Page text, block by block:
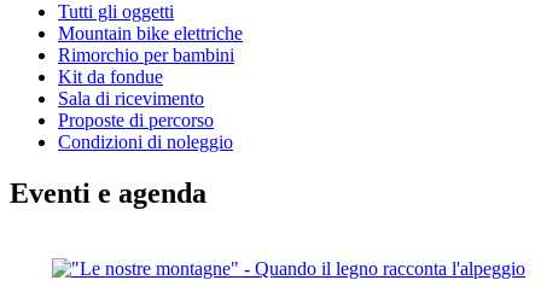
Tutti gli oggetti
Mountain bike elettriche
Rimorchio per bambini
Kit da fondue
Sala di ricevimento
Proposte di percorso
Condizioni di noleggio
Eventi e agenda